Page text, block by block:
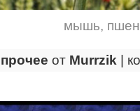
мышь,
прочее от Murrzik